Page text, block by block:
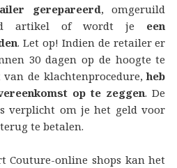
gerepareerd, omgeruild
artikel of wordt je een
. Let op! Indien de retailer er
30 dagen op de hoogte te
de klachtenprocedure,heb
op te zeggen. De
verplicht om je het geld voor
te betalen.
Couture-online shops kan het